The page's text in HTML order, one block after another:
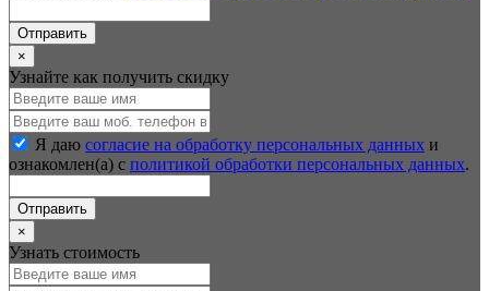
Отправить
×
Узнайте как получить скидку
Я даю согласие на обработку персональных данных и
ознакомлен(а) с политикой обработки персональных данных.
Отправить
×
Узнать стоимость